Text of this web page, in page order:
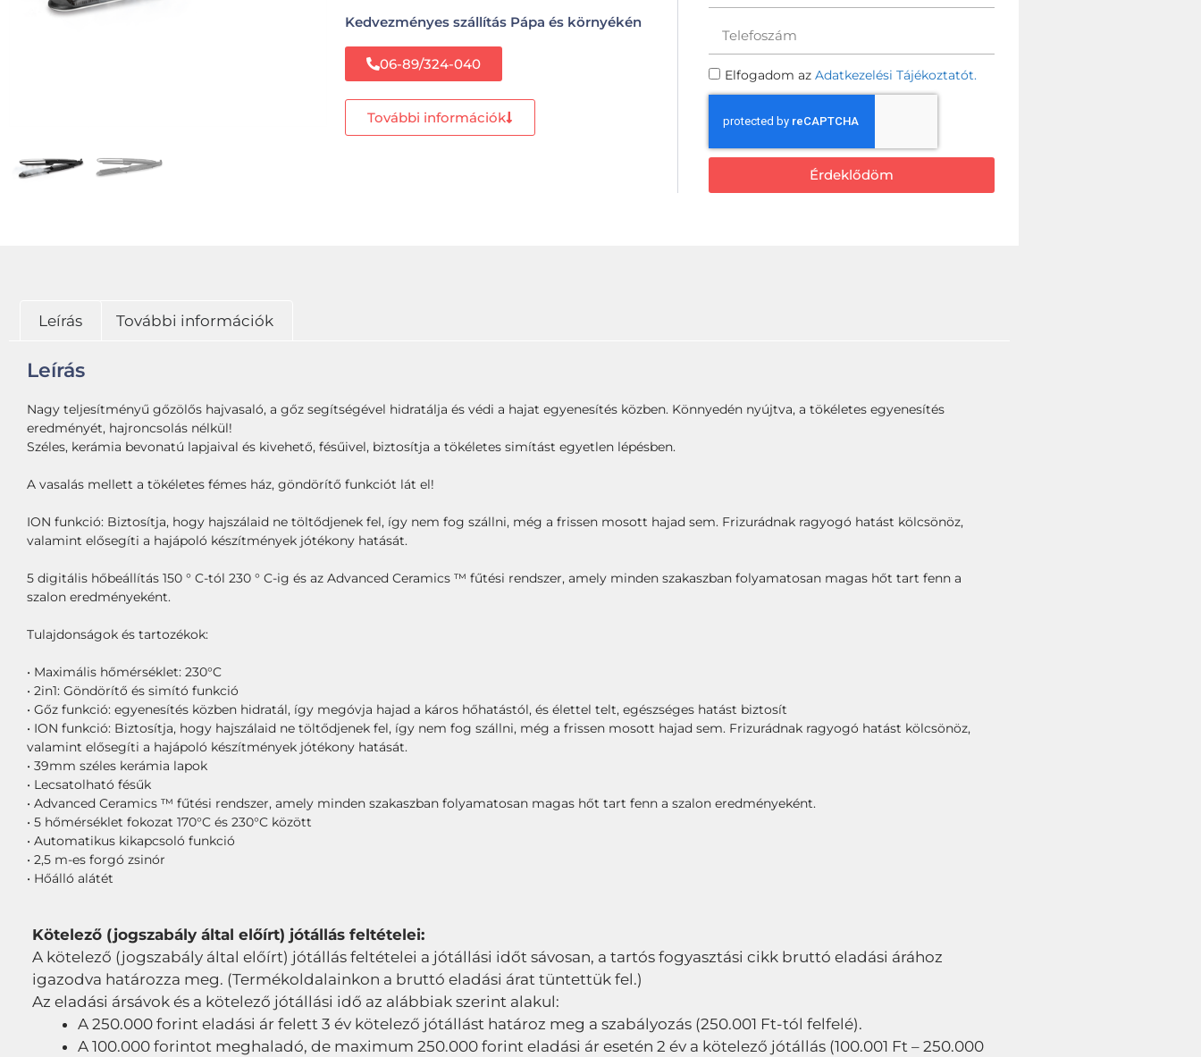
Kedvezményes szállítás Pápa és környékén
06-89/324-040
További információk
Elfogadom azAdatkezelési Tájékoztatót.
Érdeklődöm
Leírás További információk
Leírás
Nagy teljesítményű gőzölős hajvasaló, a gőz segítségével hidratálja és védi a hajat egyenesítés közben. Könnyedén nyújtva, a tökéletes egyenesítés
eredményét, hajroncsolás nélkül!
Széles, kerámia bevonatú lapjaival és kivehető, fésűivel, biztosítja a tökéletes simítást egyetlen lépésben.
A vasalás mellett a tökéletes fémes ház, göndörítő funkciót lát el!
ION funkció: Biztosítja, hogy hajszálaid ne töltődjenek fel, így nem fog szállni, még a frissen mosott hajad sem. Frizurádnak ragyogó hatást kölcsönöz,
valamint elősegíti a hajápoló készítmények jótékony hatását.
5 digitális hőbeállítás 150 ° C-tól 230 ° C-ig és az Advanced Ceramics ™ fűtési rendszer, amely minden szakaszban folyamatosan magas hőt tart fenn a
szalon eredményeként.
Tulajdonságok és tartozékok:
• Maximális hőmérséklet: 230°C
• 2in1: Göndörítő és simító funkció
• Gőz funkció: egyenesítés közben hidratál, így megóvja hajad a káros hőhatástól, és élettel telt, egészséges hatást biztosít
• ION funkció: Biztosítja, hogy hajszálaid ne töltődjenek fel, így nem fog szállni, még a frissen mosott hajad sem. Frizurádnak ragyogó hatást kölcsönöz,
valamint elősegíti a hajápoló készítmények jótékony hatását.
• 39mm széles kerámia lapok
• Lecsatolható fésűk
• Advanced Ceramics ™ fűtési rendszer, amely minden szakaszban folyamatosan magas hőt tart fenn a szalon eredményeként.
• 5 hőmérséklet fokozat 170°C és 230°C között
• Automatikus kikapcsoló funkció
• 2,5 m-es forgó zsinór
• Hőálló alátét
Kötelező (jogszabály által előírt) jótállás feltételei:
A kötelező (jogszabály által előírt) jótállás feltételei a jótállási időt sávosan, a tartós fogyasztási cikk bruttó eladási árához
igazodva határozza meg. (Termékoldalainkon a bruttó eladási árat tüntettük fel.)
Az eladási ársávok és a kötelező jótállási idő az alábbiak szerint alakul:
A 250.000 forint eladási ár felett 3 év kötelező jótállást határoz meg a szabályozás (250.001 Ft-tól felfelé).
A 100.000 forintot meghaladó, de maximum 250.000 forint eladási ár esetén 2 év a kötelező jótállás (100.001 Ft – 250.000